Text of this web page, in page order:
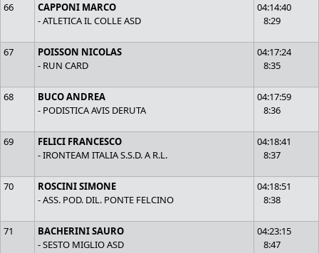
66
CAPPONI MARCO
- ATLETICA IL COLLE ASD
04:14:40
8:29
67
POISSON NICOLAS
- RUN CARD
04:17:24
8:35
68
BUCO ANDREA
- PODISTICA AVIS DERUTA
04:17:59
8:36
69
FELICI FRANCESCO
- IRONTEAM ITALIA S.S.D. A R.L.
04:18:41
8:37
70
ROSCINI SIMONE
- ASS. POD. DIL. PONTE FELCINO
04:18:51
8:38
71
BACHERINI SAURO
- SESTO MIGLIO ASD
04:23:15
8:47